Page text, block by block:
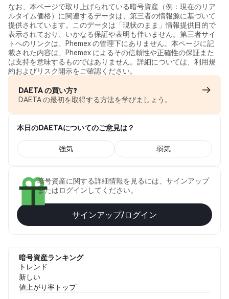
なお、本ページで取り上げられている暗号資産（例：現在のリア
ルタイム価格）に関連するデータは、第三者の情報源に基づいて
提供されています。このデータは「現状のまま」情報提供目的で
表示されており、いかなる保証や表明も伴いません。第三者サイ
トへのリンクは、Phemex の管理下にありません。本ページに記
載された内容は、Phemex によるその信頼性や正確性の保証また
は支持を意味するものではありません。詳細については、利用規
約およびリスク開示をご確認ください。
DAETA の買い方?
DAETA の最初を取得する方法を学びましょう。
本日のDAETAについてのご意見は？
強気 弱気
暗号資産に関する詳細情報を見るには、サインアップ
またはログインしてください。
サインアップ/ログイン
暗号資産ランキング
トレンド
新しい
値上がり率トップ